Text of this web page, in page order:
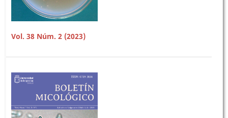
Vol. 38 Núm. 2 (2023)